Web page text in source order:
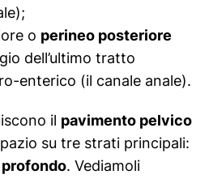
o perineo posteriore
dell’ultimo tratto
enterico (il canale anale).
il pavimento pelvico
su tre strati principali:
. Vediamoli